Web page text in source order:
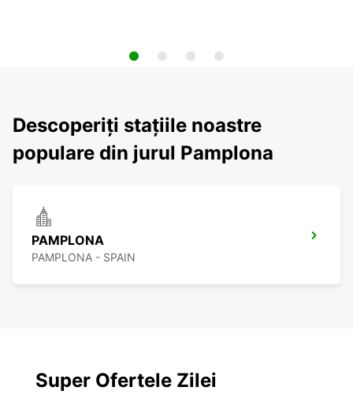
Descoperiți stațiile noastre
populare din jurul Pamplona
PAMPLONA
PAMPLONA - SPAIN
Super Ofertele Zilei